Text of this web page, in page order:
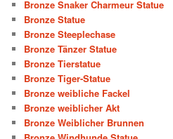
Bronze Snaker Charmeur Statue
Bronze Statue
Bronze Steeplechase
Bronze Tänzer Statue
Bronze Tierstatue
Bronze Tiger-Statue
Bronze weibliche Fackel
Bronze weiblicher Akt
Bronze Weiblicher Brunnen